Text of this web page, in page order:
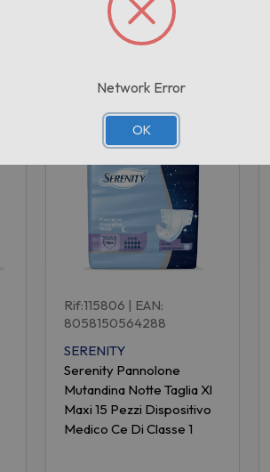
Prodotti correlati
Rif:115806 | EAN:
8058150564288
SERENITY
Serenity Pannolone
Mutandina Notte Taglia Xl
Maxi 15 Pezzi Dispositivo
Medico Ce Di Classe 1
Network Error
OK